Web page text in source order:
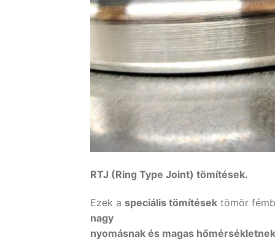
RTJ (Ring Type Joint) tömítések.
Ezek a speciális tömítések tömör
nagy
nyomásnak és magas hőmérsékletnek